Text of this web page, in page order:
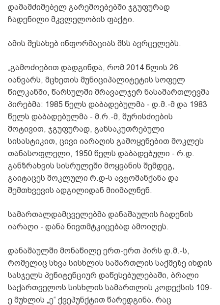
დამამძიმებელ გარემოებებში ჯგუფურად
ჩადენილი მკვლელობის ფაქტი.
ამის შესახებ ინფორმაციას შსს ავრცელებს.
„გამოძიებით დადგინდა, რომ 2014 წლის 26
იანვარს, მცხეთის მუნიციპალიტეტის სოფელ
წილკანში, წარსულში მრავალჯერ ნასამართლევმა
პირებმა: 1985 წელს დაბადებულმა - დ.მ.-მ და 1983
წელს დაბადებულმა - მ.რ.-მ, შურისძიების
მოტივით, ჯგუფურად, განსაკუთრებული
სისასტიკით, ცივი იარაღის გამოყენებით მოკლეს
თანასოფლელი, 1950 წელს დაბადებული - რ.დ.
განზრახვის სისრულეში მოყვანის შემდეგ,
გაიტაცეს მოკლული რ.დ-ს ავტომანქანა და
შემთხვევის ადგილიდან მიიმალნენ.
სამართალდამცველებმა დანაშაულის ჩადენის
იარაღი - დანა ნივთმტკიცებად ამოიღეს.
დანაშაულში მონაწილე ერთ-ერთ პირს დ.მ.-ს,
რომელიც სხვა სისხლის სამართლის საქმეზე იხდის
სასჯელს პენიტენციურ დაწესებულებაში, ბრალი
საქართველოს სისხლის სამართლის კოდექსის 109-
ე მუხლის „ე“ ქვეპუნქტით წარედგინა. რაც